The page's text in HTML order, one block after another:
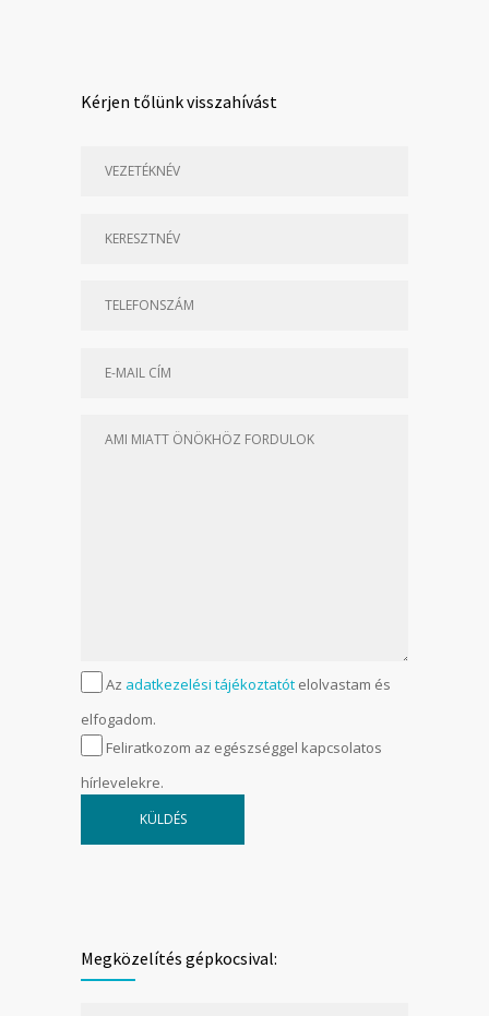
Kérjen tőlünk visszahívást
Az adatkezelési tájékoztatót elolvastam és
elfogadom.
Feliratkozom az egészséggel kapcsolatos
hírlevelekre.
Megközelítés gépkocsival: